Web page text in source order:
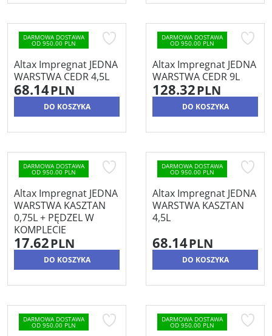
DARMOWA DOSTAWA
OD 950.00 PLN
Altax Impregnat JEDNA
WARSTWA CEDR 4,5L
68.14PLN
DO KOSZYKA
DARMOWA DOSTAWA
OD 950.00 PLN
Altax Impregnat JEDNA
WARSTWA CEDR 9L
128.32PLN
DO KOSZYKA
DARMOWA DOSTAWA
OD 950.00 PLN
Altax Impregnat JEDNA
WARSTWA KASZTAN
0,75L + PĘDZEL W
KOMPLECIE
17.62PLN
DO KOSZYKA
DARMOWA DOSTAWA
OD 950.00 PLN
Altax Impregnat JEDNA
WARSTWA KASZTAN
4,5L
68.14PLN
DO KOSZYKA
DARMOWA DOSTAWA
OD 950.00 PLN
DARMOWA DOSTAWA
OD 950.00 PLN